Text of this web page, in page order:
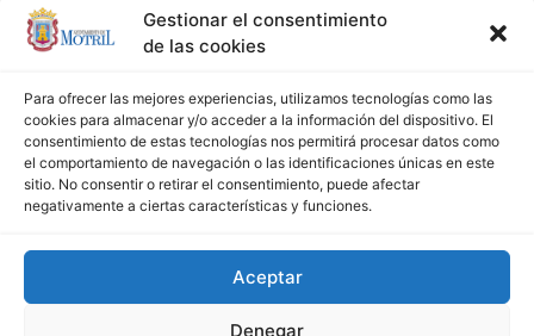
Gestionar el consentimiento
de las cookies
Para ofrecer las mejores experiencias, utilizamos tecnologías como las
cookies para almacenar y/o acceder a la información del dispositivo. El
consentimiento de estas tecnologías nos permitirá procesar datos como
el comportamiento de navegación o las identificaciones únicas en este
sitio. No consentir o retirar el consentimiento, puede afectar
negativamente a ciertas características y funciones.
Aceptar
Denegar